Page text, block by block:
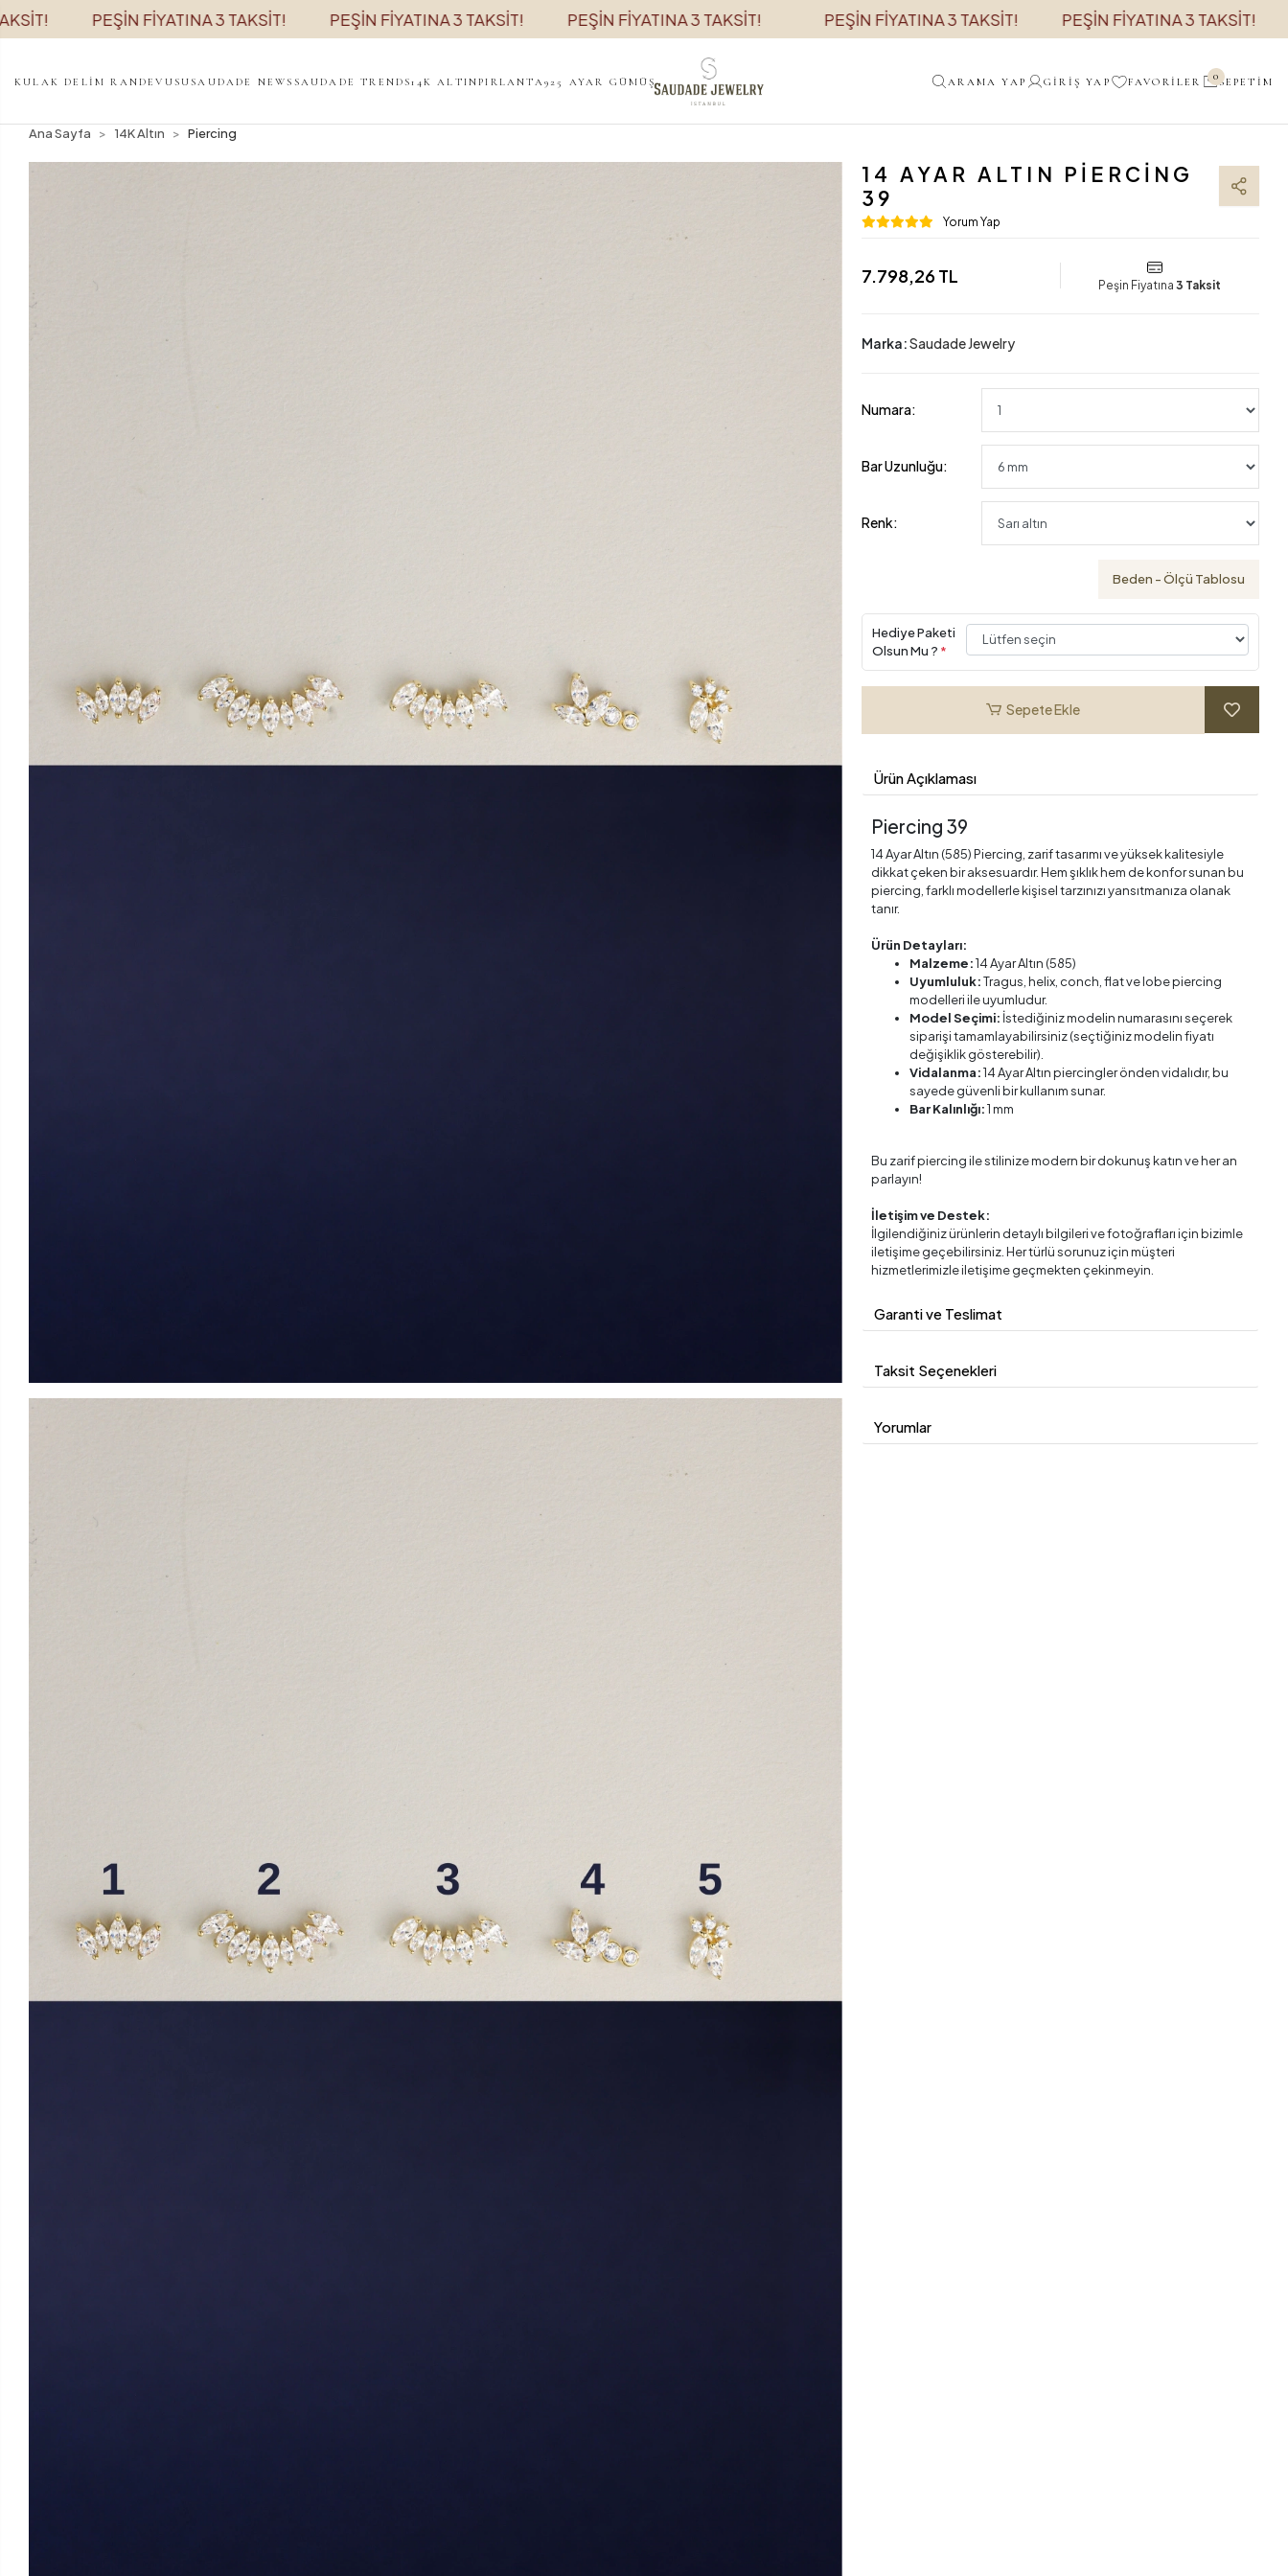
PEŞİN FİYATINA 3 TAKSİT! PEŞİN FİYATINA 3 TAKSİT! PEŞİN FİYATINA 3 TAKSİT! PEŞİN FİYATINA 3 TAKSİT! PEŞİN FİYATINA 3 TAKSİT! PEŞİN
KULAK DELİM RANDEVUSUSAUDADE NEWS SAUDADE TRENDS14K ALTINPIRLANTA 925 AYAR GÜMÜŞ ARAMA YAP GIRIŞ YAP FAVORILER 0 SEPETIM
Ana Sayfa 14K Altın Piercing
14 AYAR ALTIN PIERCING
39
Yorum Yap
7.798,26 TL Peşin Fiyatına3 Taksit
Marka:Saudade Jewelry
Numara:
Bar Uzunluğu:
Renk:
Beden - Ölçü Tablosu
Hediye Paketi
Olsun Mu ? *
Sepete Ekle
Ürün Açıklaması
Piercing 39
14 Ayar Altın (585) Piercing, zarif tasarımı ve yüksek kalitesiyle
dikkat çeken bir aksesuardır. Hem şıklık hem de konfor sunan bu
piercing, farklı modellerle kişisel tarzınızı yansıtmanıza olanak
tanır.
Ürün Detayları:
Malzeme:14 Ayar Altın (585)
Uyumluluk:Tragus, helix, conch, flat ve lobe piercing
modelleri ile uyumludur.
Model Seçimi: İstediğiniz modelin numarasını seçerek
siparişi tamamlayabilirsiniz (seçtiğiniz modelin fiyatı
değişiklik gösterebilir).
Vidalanma:14 Ayar Altın piercingler önden vidalıdır, bu
sayede güvenli bir kullanım sunar.
Bar Kalınlığı:1 mm
Bu zarif piercing ile stilinize modern bir dokunuş katın ve her an
parlayın!
İletişim ve Destek:
İlgilendiğiniz ürünlerin detaylı bilgileri ve fotoğrafları için bizimle
iletişime geçebilirsiniz. Her türlü sorunuz için müşteri
hizmetlerimizle iletişime geçmekten çekinmeyin.
Garanti ve Teslimat
Taksit Seçenekleri
Yorumlar